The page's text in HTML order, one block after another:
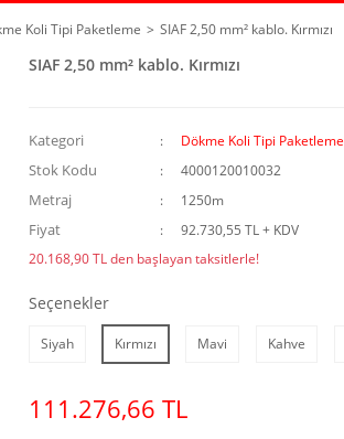
Koli Tipi Paketleme SIAF 2,50 mm² kablo. Kırmızı
SIAF 2,50 mm² kablo. Kırmızı
Kategori Dökme Koli Tipi Paketleme
Stok Kodu 4000120010032
Metraj 1250m
Fiyat
92.730,55 TL + KDV
20.168,90 TL den başlayan taksitlerle!
Seçenekler
Siyah Kırmızı Mavi Kahve
111.276,66 TL